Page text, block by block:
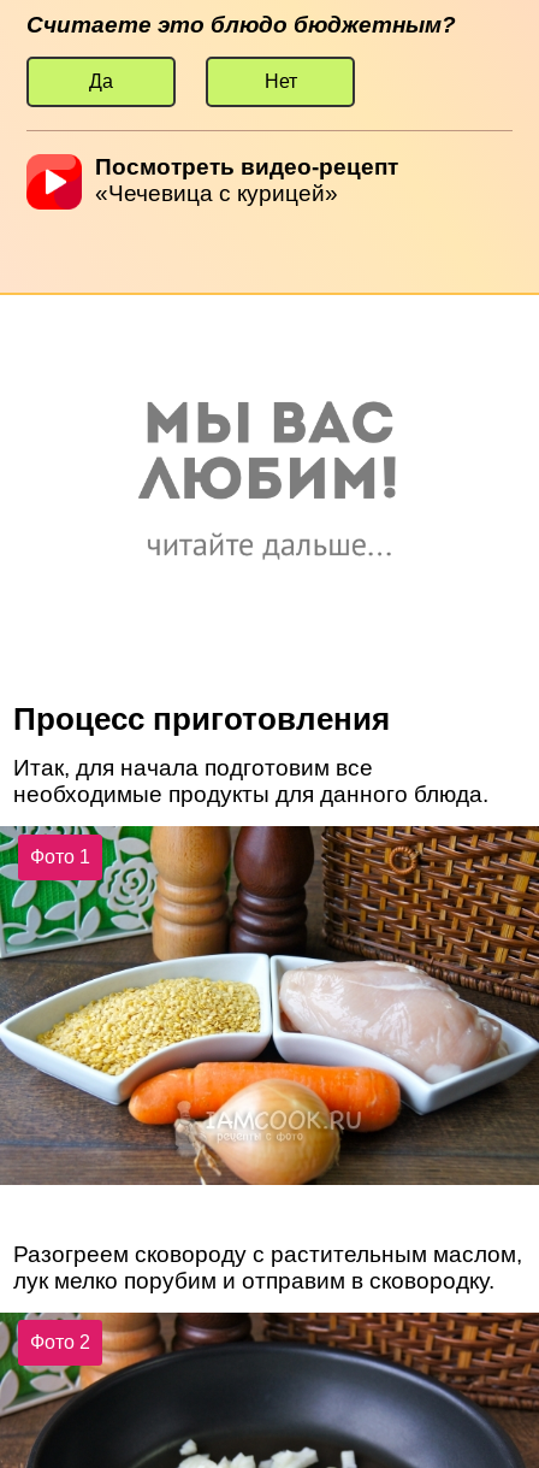
Считаете это блюдо бюджетным?
Да Нет
Посмотреть видео-рецепт
«Чечевица с курицей»
Процесс приготовления
Итак, для начала подготовим все
необходимые продукты для данного блюда.
Фото 1
Разогреем сковороду с растительным маслом,
лук мелко порубим и отправим в сковородку.
Фото 2